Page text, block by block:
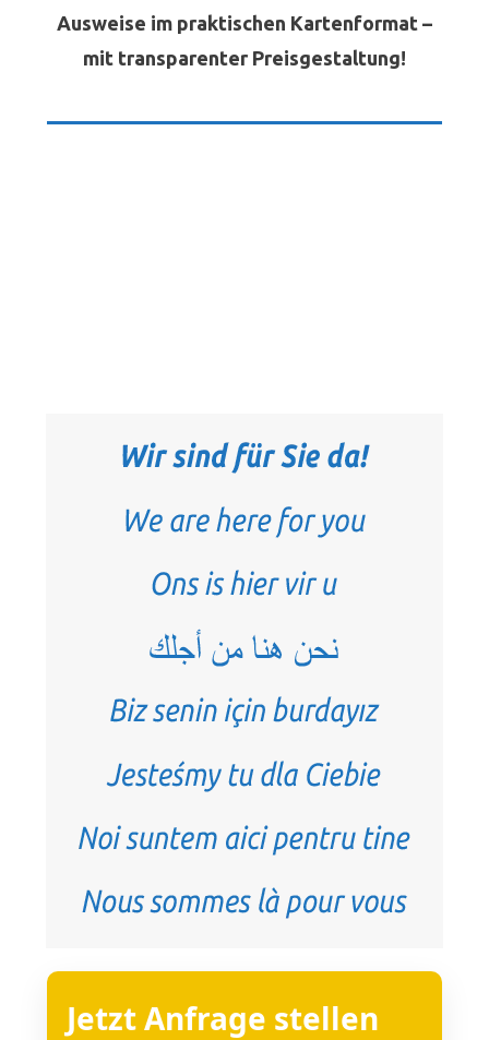
Ausweise im praktischen Kartenformat –
mit transparenter Preisgestaltung!
Jetzt Anfrage stellen